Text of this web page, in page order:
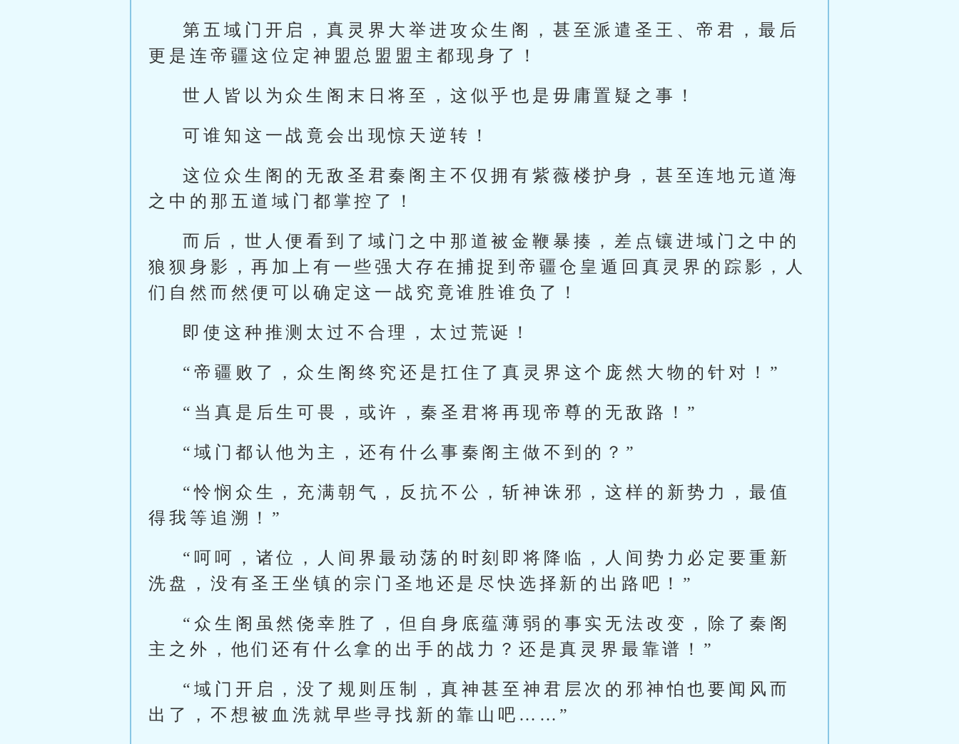
第五域门开启，真灵界大举进攻众生阁，甚至派遣圣王、帝君，最后
更是连帝疆这位定神盟总盟盟主都现身了！
世人皆以为众生阁末日将至，这似乎也是毋庸置疑之事！
可谁知这一战竟会出现惊天逆转！
这位众生阁的无敌圣君秦阁主不仅拥有紫薇楼护身，甚至连地元道海
之中的那五道域门都掌控了！
而后，世人便看到了域门之中那道被金鞭暴揍，差点镶进域门之中的
狼狈身影，再加上有一些强大存在捕捉到帝疆仓皇遁回真灵界的踪影，人
们自然而然便可以确定这一战究竟谁胜谁负了！
即使这种推测太过不合理，太过荒诞！
“帝疆败了，众生阁终究还是扛住了真灵界这个庞然大物的针对！”
“当真是后生可畏，或许，秦圣君将再现帝尊的无敌路！”
“域门都认他为主，还有什么事秦阁主做不到的？”
“怜悯众生，充满朝气，反抗不公，斩神诛邪，这样的新势力，最值
得我等追溯！”
“呵呵，诸位，人间界最动荡的时刻即将降临，人间势力必定要重新
洗盘，没有圣王坐镇的宗门圣地还是尽快选择新的出路吧！”
“众生阁虽然侥幸胜了，但自身底蕴薄弱的事实无法改变，除了秦阁
主之外，他们还有什么拿的出手的战力？还是真灵界最靠谱！”
“域门开启，没了规则压制，真神甚至神君层次的邪神怕也要闻风而
出了，不想被血洗就早些寻找新的靠山吧……”